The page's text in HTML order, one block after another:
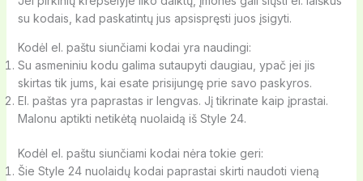
su kodais, kad paskatintų jus apsispręsti juos įsigyti.
Kodėl el. paštu siunčiami kodai yra naudingi:
Su asmeniniu kodu galima sutaupyti daugiau, ypač jei jis
skirtas tik jums, kai esate prisijungę prie savo paskyros.
El. paštas yra paprastas ir lengvas. Jį tikrinate kaip įprastai.
Malonu aptikti netikėtą nuolaidą iš Style 24.
Kodėl el. paštu siunčiami kodai nėra tokie geri:
Šie Style 24 nuolaidų kodai paprastai skirti naudoti vieną